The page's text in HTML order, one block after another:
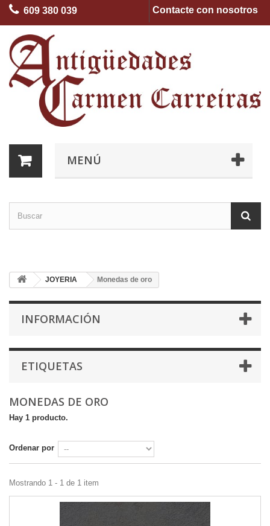
Contacte con nosotros
609 380 039
MENÚ
JOYERIA Monedas de oro
INFORMACIÓN
ETIQUETAS
MONEDAS DE ORO
Hay 1 producto.
Ordenar por
Mostrando 1 - 1 de 1 item